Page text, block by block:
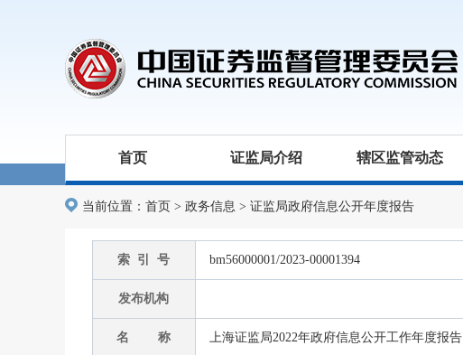
首页 证监局介绍 辖区监管动态
当前位置： 首页 > 政务信息 > 证监局政府信息公开年度报告
索 引 号 bm56000001/2023-00001394
发布机构
名 称 上海证监局2022年政府信息公开工作年度报告